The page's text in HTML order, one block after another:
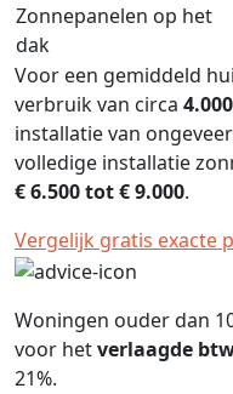
Zonnepanelen op het
dak
Voor een gemiddeld
verbruik van circa
installatie van ongeveer
volledige installatie
€ 6.500 tot € 9.000.
Vergelijk gratis exacte
Woningen ouder dan
voor hetverlaagde
21%.